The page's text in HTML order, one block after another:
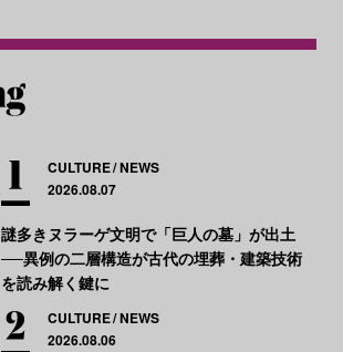
CULTURE NEWS
2026.08.07
謎多きヌラーゲ文明で「巨人の墓」が出土
──異例の二層構造が古代の埋葬・建築技術
を読み解く鍵に
CULTURE NEWS
2026.08.06